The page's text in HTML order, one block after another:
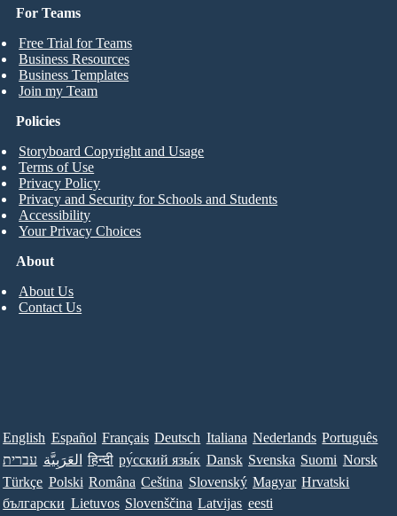
For Teams
Free Trial for Teams
Business Resources
Business Templates
Join my Team
About
About Us
Contact Us
Policies
Storyboard Copyright and Usage
Terms of Use
Privacy Policy
Privacy and Security for Schools and Students
Accessibility
Your Privacy Choices
English Español Français Deutsch Italiana Nederlands Português
עברית العَرَبِيَّة हिन्दी ру́сский язы́к Dansk Svenska Suomi Norsk
Türkçe Polski Româna Ceština Slovenský Magyar Hrvatski
български Lietuvos Slovenščina Latvijas eesti